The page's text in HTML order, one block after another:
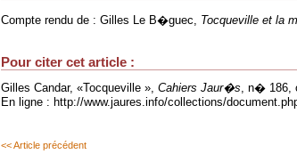
Compte rendu de : Gilles Le B�guec, Tocqueville et la
Pour citer cet article :
Gilles Candar, «Tocqueville », Cahiers Jaur�s , n� 186,
En ligne : http://www.jaures.info/collections/
<< Article précédent